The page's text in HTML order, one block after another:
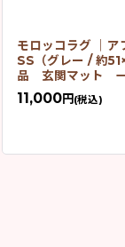
モロッコラグ ｜ア
SS（グレー / 約
品 玄関マット
11,000円 (税込)